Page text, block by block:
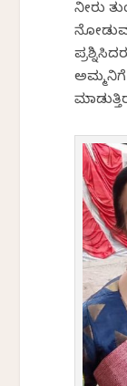
ನೀರು
ಅಮ್ಮನಿಗೆ